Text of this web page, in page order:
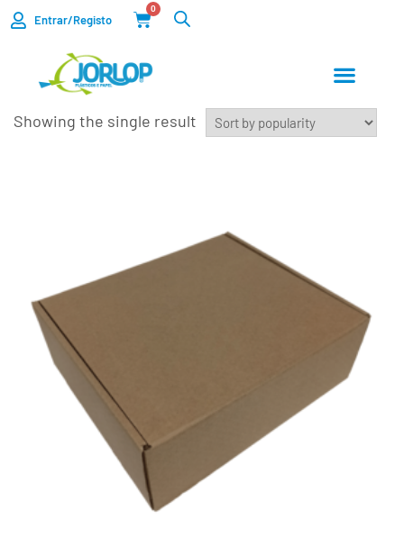
Entrar/Registo
0
Showing the single result